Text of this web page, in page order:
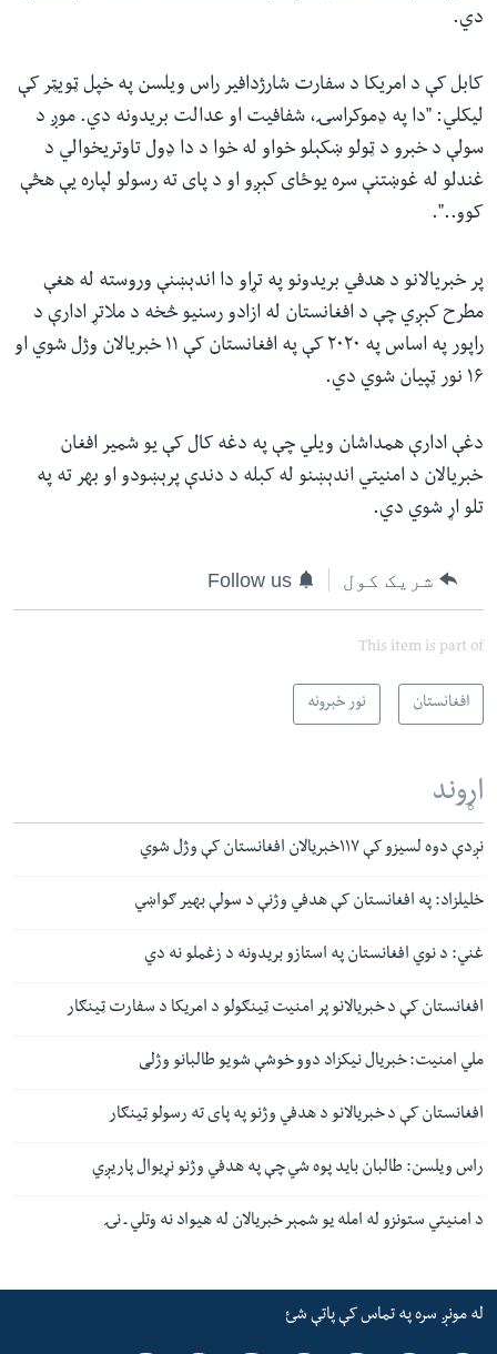
دي.
کابل کې د امریکا د سفارت شارژدافیر راس ویلسن په خپل ټویټر کې
لیکلي: "دا په ډموکراسۍ، شفافیت او عدالت بریدونه دي. موږ د
سولې د خبرو د ټولو ښکېلو خواو له خوا د دا ډول تاوتریخوالي د
غندلو له غوښتنې سره یوځای کېږو او د پای ته رسولو لپاره یې هڅې
کوو..".
پر خبریالانو د هدفي بریدونو په تړاو دا اندېښنې وروسته له هغې
مطرح کېږي چې د افغانستان له ازادو رسنیو څخه د ملاتړ ادارې د
راپور په اساس په ۲۰۲۰ کې په افغانستان کې ۱۱ خبریالان وژل شوي او
۱۶ نور ټپیان شوي دي.
دغې ادارې همداشان ویلي چې په دغه کال کې یو شمیر افغان
خبریالان د امنیتي اندېښنو له کبله د دندې پرېښودو او بهر ته په
تلو اړ شوي دي.
شریک کول Follow us
This item is part of
افغانستان نور خبرونه
اړوند
نږدې دوه لسیزو کې ۱۱۷خبریالان افغانستان کې وژل شوي
خلیلزاد: په افغانستان کې هدفي وژنې د سولې بهیر ګواښي
غني: د نوي افغانستان په استازو بریدونه د زغملو نه دي
افغانستان کې د خبریالانو پر امنیت ټینګولو د امریکا د سفارت ټینګار
ملي امنیت: خبریال نیکزاد دوو خوشې شويو طالبانو وژلی
افغانستان کې د خبریالانو د هدفي وژنو په پای ته رسولو ټینګار
راس ویلسن: طالبان باید پوه شي چې په هدفي وژنو نړیوال پاریږي
د امنیتي ستونزو له امله یو شمېر خبریالان له هیواد نه وتلي ـ نۍ
له مونږ سره په تماس کې پاتې شئ